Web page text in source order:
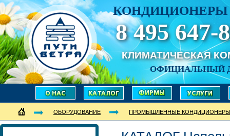
КОНДИЦИОНЕРЫ
8 495 647-
КЛИМАТИЧЕСКАЯ
ОФИЦИАЛЬНЫЙ
ОБОРУДОВАНИЕ ПРОМЫШЛЕННЫЕ КОНДИЦИОНЕРЫ